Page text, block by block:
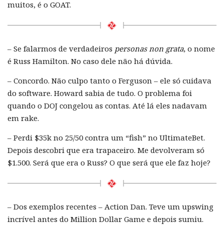
muitos, é o GOAT.
– Se falarmos de verdadeiros personas non grata, o nome
é Russ Hamilton. No caso dele não há dúvida.
– Concordo. Não culpo tanto o Ferguson – ele só cuidava
do software. Howard sabia de tudo. O problema foi
quando o DOJ congelou as contas. Até lá eles nadavam
em rake.
– Perdi $35k no 25/50 contra um “fish” no UltimateBet.
Depois descobri que era trapaceiro. Me devolveram só
$1.500. Será que era o Russ? O que será que ele faz hoje?
– Dos exemplos recentes – Action Dan. Teve um upswing
incrível antes do Million Dollar Game e depois sumiu.